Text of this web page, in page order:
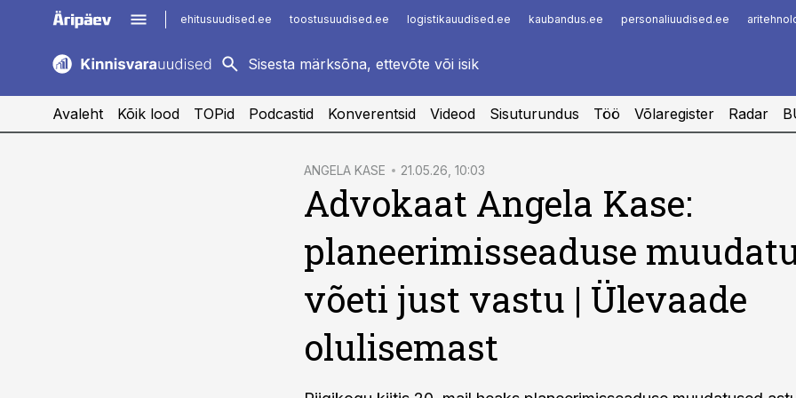
ehitusuudised.ee toostusuudised.ee logistikauudised.ee kaubandus.ee personaliuudised.ee
kaubandus.ee
logistikauudised.ee
imelineajalugu.ee
Infopank
Avaleht Kõik lood TOPid Podcastid Konverentsid Videod Sisuturundus Töö Võlaregister Radar
ANGELA KASE 21.05.26, 10:03
Advokaat Angela Kase:
planeerimisseaduse
võeti just vastu | Ülevaade
olulisemast